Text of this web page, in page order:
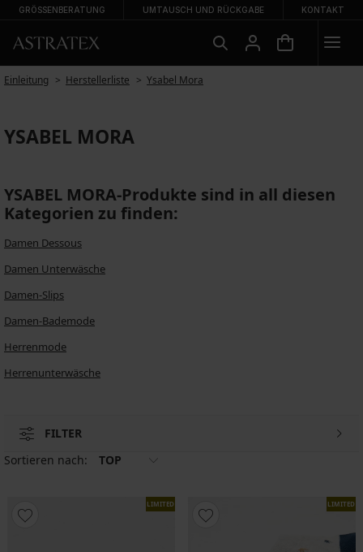
GRÖSSENBERATUNG UMTAUSCH UND RÜCKGABE KONTAKT
Einleitung Herstellerliste Ysabel Mora
YSABEL MORA
YSABEL MORA-Produkte sind in all diesen
Kategorien zu finden:
Damen Dessous
Damen Unterwäsche
Damen-Slips
Damen-Bademode
Herrenmode
Herrenunterwäsche
FILTER
Sortieren nach:
TOP
LIMITED LIMITED